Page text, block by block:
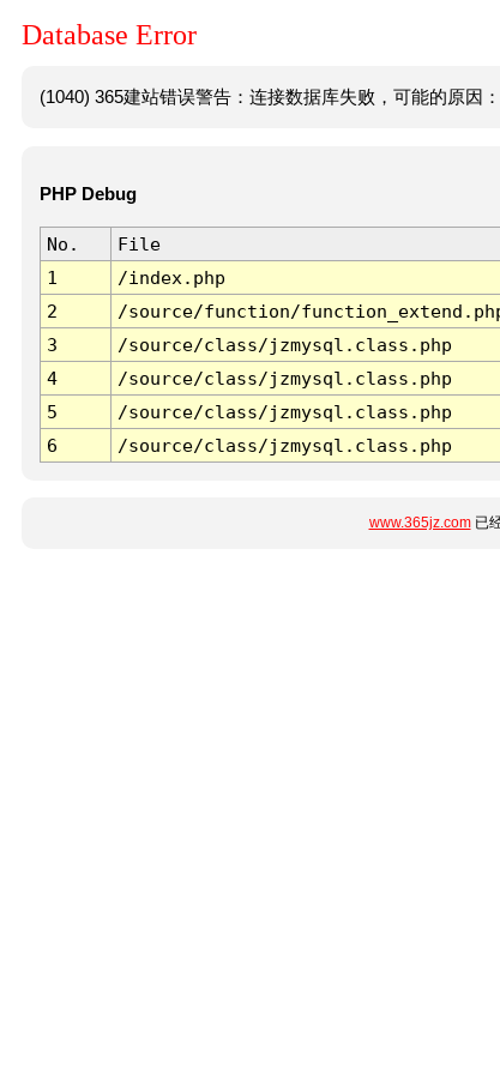
Database Error
(1040) 365建站错误警告：连接数据库失败，可能的原因
PHP Debug
No. File
1
/index.php
2
/source/function/
3
/source/class/jzmysql.class.php
4
/source/class/jzmysql.class.php
5
/source/class/jzmysql.class.php
6
/source/class/jzmysql.class.php
www.365jz.com已